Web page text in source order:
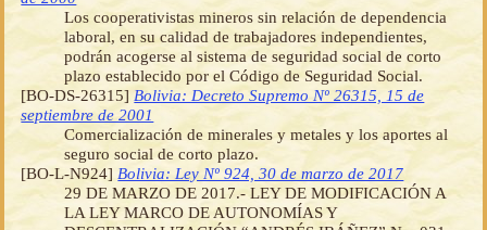
Los cooperativistas mineros sin relación de dependencia
laboral, en su calidad de trabajadores independientes,
podrán acogerse al sistema de seguridad social de corto
plazo establecido por el Código de Seguridad Social.
[BO-DS-26315] Bolivia: Decreto Supremo Nº 26315, 15 de
septiembre de 2001
Comercialización de minerales y metales y los aportes al
seguro social de corto plazo.
[BO-L-N924] Bolivia: Ley Nº 924, 30 de marzo de 2017
29 DE MARZO DE 2017.- LEY DE MODIFICACIÓN A
LA LEY MARCO DE AUTONOMÍAS Y